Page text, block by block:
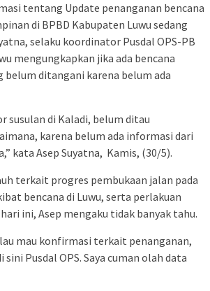
tentang Update penanganan bencana
di BPBD Kabupaten Luwu sedang
selaku koordinator Pusdal OPS-PB
mengungkapkan jika ada bencana
belum ditangani karena belum ada
susulan di Kaladi, belum ditau
karena belum ada informasi dari
kata Asep Suyatna, Kamis, (30/5).
terkait progres pembukaan jalan pada
bencana di Luwu, serta perlakuan
ini, Asep mengaku tidak banyak tahu.
mau konfirmasi terkait penanganan,
sini Pusdal OPS. Saya cuman olah data